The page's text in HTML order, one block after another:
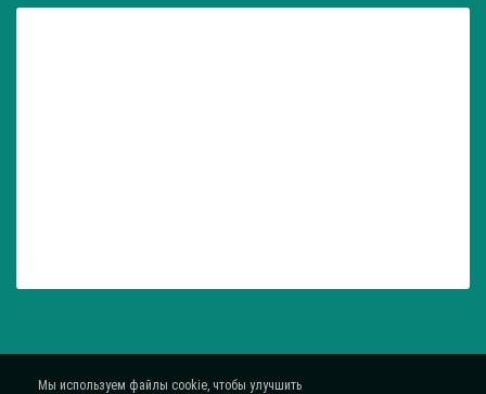
Мы используем файлы cookie, чтобы улучшить